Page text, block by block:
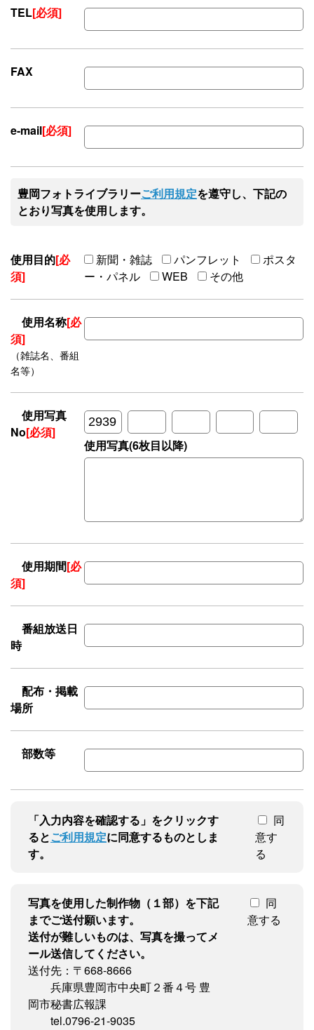
TEL[必須]
FAX
e-mail[必須]
豊岡フォトライブラリーご利用規定を遵守し、下記の
とおり写真を使用します。
使用目的[必
須]
新聞・雑誌 パンフレット
ポスタ
ー・パネル
WEB その他
使用名称[必
須]
（雑誌名、番組
名等）
使用写真
No[必須]
使用写真(6枚目以降)
使用期間[必
須]
番組放送日
時
配布・掲載
場所
部数等
「入力内容を確認する」をクリックす
るとご利用規定に同意するものとしま
す。
同
意す
る
写真を使用した制作物（１部）を下記
までご送付願います。
送付が難しいものは、写真を撮ってメ
ール送信してください。
送付先：〒668-8666
兵庫県豊岡市中央町２番４号 豊
岡市秘書広報課
tel.0796-21-9035
同
意する